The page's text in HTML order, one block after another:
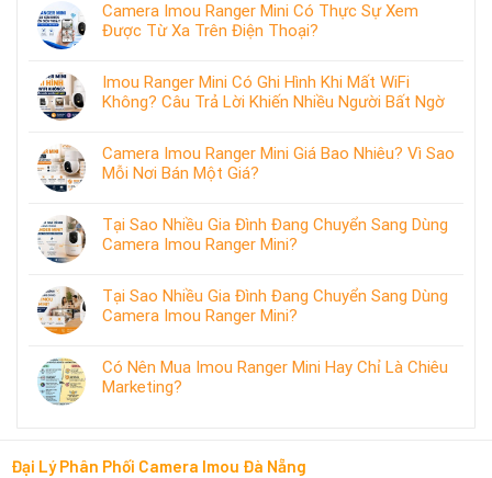
Camera Imou Ranger Mini Có Thực Sự Xem
Được Từ Xa Trên Điện Thoại?
Imou Ranger Mini Có Ghi Hình Khi Mất WiFi
Không? Câu Trả Lời Khiến Nhiều Người Bất Ngờ
Camera Imou Ranger Mini Giá Bao Nhiêu? Vì Sao
Mỗi Nơi Bán Một Giá?
Tại Sao Nhiều Gia Đình Đang Chuyển Sang Dùng
Camera Imou Ranger Mini?
Tại Sao Nhiều Gia Đình Đang Chuyển Sang Dùng
Camera Imou Ranger Mini?
Có Nên Mua Imou Ranger Mini Hay Chỉ Là Chiêu
Marketing?
Đại Lý Phân Phối Camera Imou Đà Nẵng